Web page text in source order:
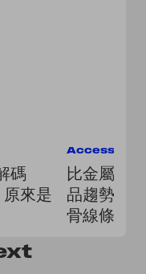
碼
來是
比金屬飾
品趨勢：
骨線條